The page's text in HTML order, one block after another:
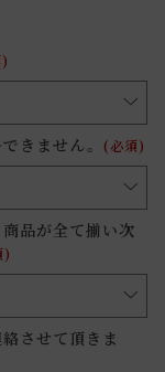
きません。 (必須)
品が全て揃い次
)
させて頂きま